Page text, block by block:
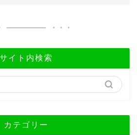
サイト内検索
カテゴリー